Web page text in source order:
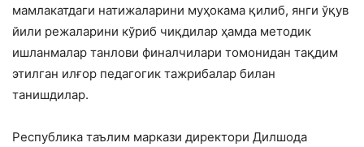
мамлакатдаги натижаларини муҳокама қилиб, янги ўқув
йили режаларини кўриб чиқдилар ҳамда методик
ишланмалар танлови финалчилари томонидан тақдим
этилган илғор педагогик тажрибалар билан
танишдилар.
Республика таълим маркази директори Дилшода